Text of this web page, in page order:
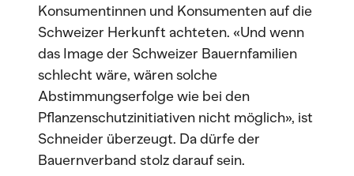
Konsumentinnen und Konsumenten auf die
Schweizer Herkunft achteten. «Und wenn
das Image der Schweizer Bauernfamilien
schlecht wäre, wären solche
Abstimmungserfolge wie bei den
Pflanzenschutzinitiativen nicht möglich», ist
Schneider überzeugt. Da dürfe der
Bauernverband stolz darauf sein.